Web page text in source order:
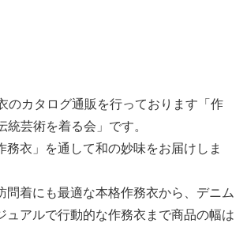
のカタログ通販を行っております「作
統芸術を着る会」です。
務衣」を通して和の妙味をお届けしま
問着にも最適な本格作務衣から、デニム
ュアルで行動的な作務衣まで商品の幅は